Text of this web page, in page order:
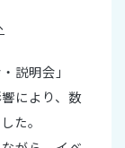
説明会」
により、数
た。